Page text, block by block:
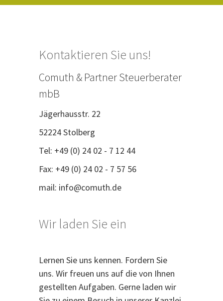
Kontaktieren Sie uns!
Comuth & Partner Steuerberater
mbB
Jägerhausstr. 22
52224 Stolberg
Tel: +49 (0) 24 02 - 7 12 44
Fax: +49 (0) 24 02 - 7 57 56
mail: info@comuth.de
Wir laden Sie ein
Lernen Sie uns kennen. Fordern Sie
uns. Wir freuen uns auf die von Ihnen
gestellten Aufgaben. Gerne laden wir